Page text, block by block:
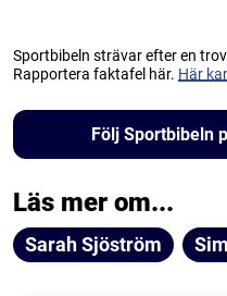
Sportbibeln strävar efter en
Rapportera faktafel här. Här
Följ Sportbibeln
Läs mer om...
Sarah Sjöström